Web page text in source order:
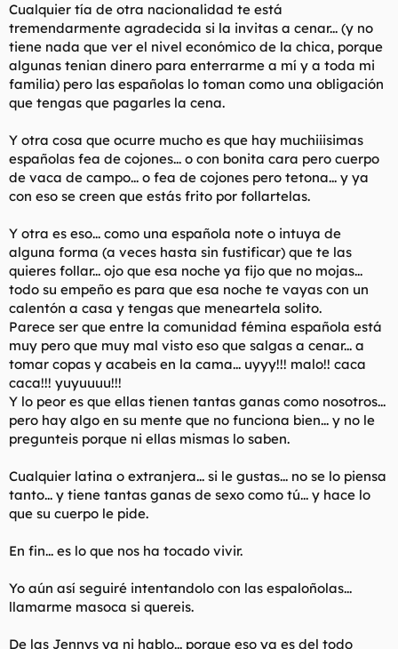
que describe a la tipica mujer acomplejada que solo busca un
hombre con piso para intentar sacarselo en cuanto tengan un
retoño o si su compañero todavía no lo posee lavarle el cerebro
para que se hipoteque cuanto antes ya que estar de alquiler
para ella es de fracasados.La locura inmobiliaria española en
parte la explica esta raza de females.
7- Tienen un gusto musical especialmente patetico.Tengo
europa e incluso chateo a veces y me sorprende ver que
muchas de ellas conocen o disfrutan de la musica de led
zeppelín o ufo y estoy hablando de chicas de 24-30 años.En
españa a la mayoria eso les suena a marca de tabaco y es una
muestra mas de su suprema estupidez pues los gustos
cociente intelectual de una persona.
8- Con que una española sea medio guapa ya se cree la reina
de saba y como no tengas un ferrari aparcado en la puerta de
la disco o seas un modelo famoso no es que no te mire,es que
si puede te escupe a la cara y te hace parecer una basura cosa
que como he podido observar y me han contado rara vez pasa
en otros paises por muy guapa que sea la chica.
Bueno,creo ya es suficiente y espero que no entre alguna
forera soltando los tipicos topicos sobre que ella no es asi y
conoce una rusa que encaja perfectamente en la descripcion
que he hecho,etc,etc .
Cualquier tía de otra nacionalidad te está
tremendarmente agradecida si la invitas a cenar... (y no
tiene nada que ver el nivel económico de la chica, porque
algunas tenian dinero para enterrarme a mí y a toda mi
familia) pero las españolas lo toman como una obligación
que tengas que pagarles la cena.
Y otra cosa que ocurre mucho es que hay muchiiisimas
españolas fea de cojones... o con bonita cara pero cuerpo
de vaca de campo... o fea de cojones pero tetona... y ya
con eso se creen que estás frito por follartelas.
Y otra es eso... como una española note o intuya de
alguna forma (a veces hasta sin fustificar) que te las
quieres follar... ojo que esa noche ya fijo que no mojas...
todo su empeño es para que esa noche te vayas con un
calentón a casa y tengas que meneartela solito.
Parece ser que entre la comunidad fémina española está
muy pero que muy mal visto eso que salgas a cenar... a
tomar copas y acabeis en la cama... uyyy!!! malo!! caca
caca!!! yuyuuuu!!!
Y lo peor es que ellas tienen tantas ganas como nosotros...
pero hay algo en su mente que no funciona bien... y no le
pregunteis porque ni ellas mismas lo saben.
Cualquier latina o extranjera... si le gustas... no se lo piensa
tanto... y tiene tantas ganas de sexo como tú... y hace lo
que su cuerpo le pide.
En fin... es lo que nos ha tocado vivir.
Yo aún así seguiré intentandolo con las espaloñolas...
llamarme masoca si quereis.
De las Jennys ya ni hablo... porque eso ya es del todo